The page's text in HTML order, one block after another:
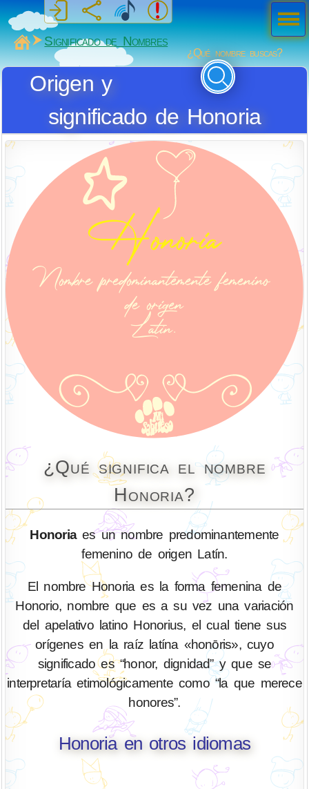
MiSabueso
Significado de Nombres
¿Qué nombre buscas?
Origen y
significado de Honoria
¿Qué significa el nombre
Honoria?
Honoriaes un nombre predominantemente
femenino de origen Latín.
El nombre Honoria es la forma femenina de
Honorio, nombre que es a su vez una variación
del apelativo latino Honorius, el cual tiene sus
orígenes en la raíz latína «honōris», cuyo
significado es “honor, dignidad” y que se
interpretaría etimológicamente como “la que merece
honores”.
Honoria en otros idiomas
Men
ú